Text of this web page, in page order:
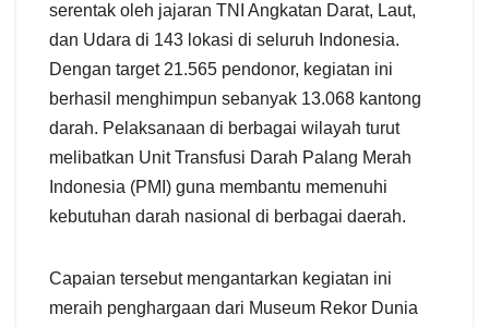
serentak oleh jajaran TNI Angkatan Darat, Laut,
dan Udara di 143 lokasi di seluruh Indonesia.
Dengan target 21.565 pendonor, kegiatan ini
berhasil menghimpun sebanyak 13.068 kantong
darah. Pelaksanaan di berbagai wilayah turut
melibatkan Unit Transfusi Darah Palang Merah
Indonesia (PMI) guna membantu memenuhi
kebutuhan darah nasional di berbagai daerah.
Capaian tersebut mengantarkan kegiatan ini
meraih penghargaan dari Museum Rekor Dunia